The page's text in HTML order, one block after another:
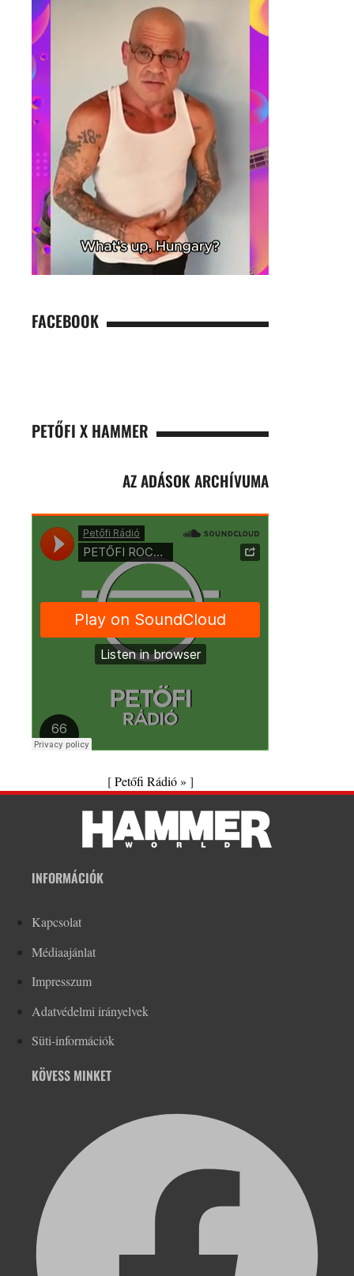
FACEBOOK
PETŐFI X HAMMER
AZ ADÁSOK ARCHÍVUMA
[Petőfi Rádió » ]
INFORMÁCIÓK
Kapcsolat
Médiaajánlat
Impresszum
Adatvédelmi irányelvek
Süti-információk
KÖVESS MINKET